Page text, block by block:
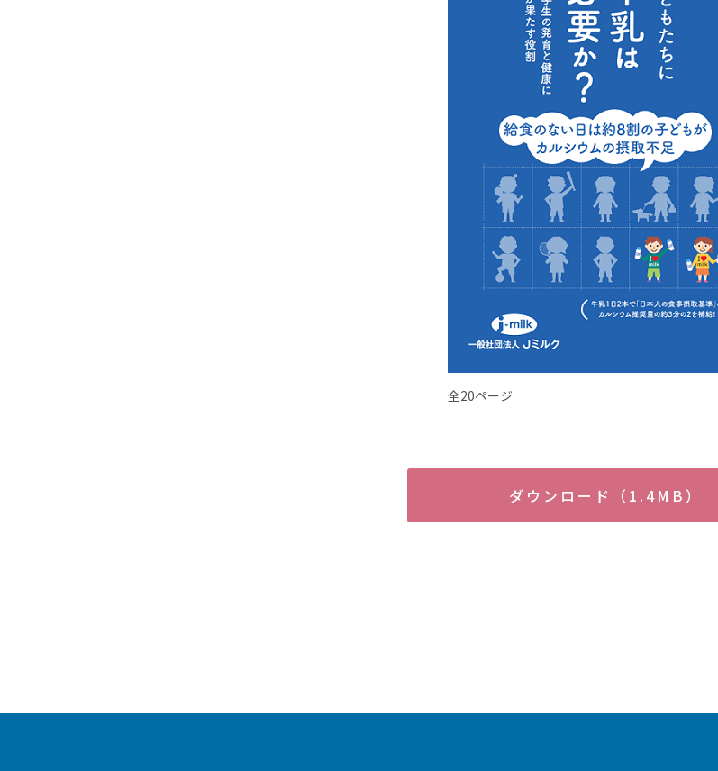
全20ページ
ダウンロード（1.4MB）